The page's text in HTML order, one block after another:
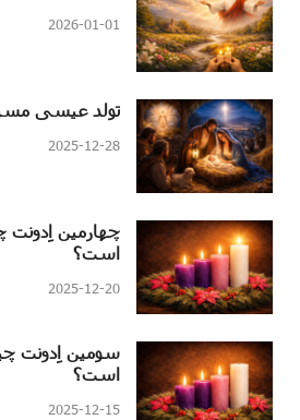
2026-01-01
تولد عیسی
2025-12-28
چهارمین
است؟
2025-12-20
سومین اِدونت
است؟
2025-12-15